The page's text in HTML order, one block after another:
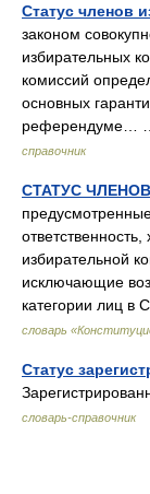
Статус членов
законом
избирательных
комиссий
основных
референдуме…
справочник
СТАТУС
избирательной
исключающие
категории лиц
словарь
Статус
словарь-справочник